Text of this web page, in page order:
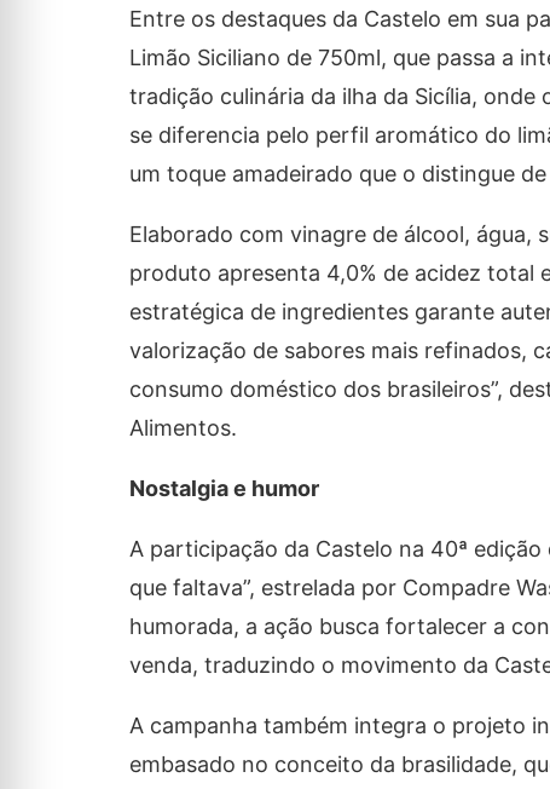
Entre os destaques da Castelo em sua
Limão Siciliano de 750ml, que passa a
tradição culinária da ilha da Sicília,
se diferencia pelo perfil aromático do
um toque amadeirado que o distingue
Elaborado com vinagre de álcool, água,
produto apresenta 4,0% de acidez total
estratégica de ingredientes garante
valorização de sabores mais refinados,
consumo doméstico dos brasileiros”,
Alimentos.
Nostalgia e humor
A participação da Castelo na 40ª
que faltava”, estrelada por Compadre
humorada, a ação busca fortalecer a
venda, traduzindo o movimento da
A campanha também integra o projeto
embasado no conceito da brasilidade,